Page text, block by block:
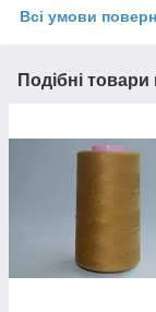
Всі умови
Подібні товари